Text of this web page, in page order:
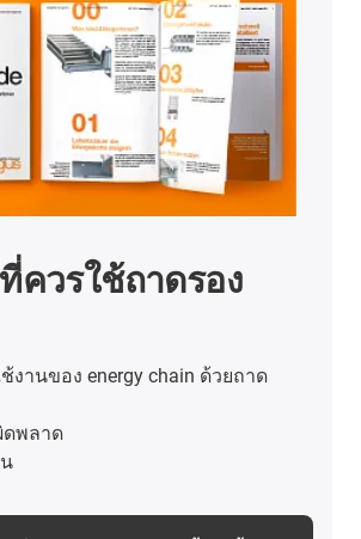
ควรใช้ถาดรอง
งานของ energy chain ด้วยถาด
ดพลาด